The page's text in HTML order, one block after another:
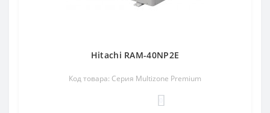
Hitachi RAM-40NP2E
Код товара: Серия Multizone Premium